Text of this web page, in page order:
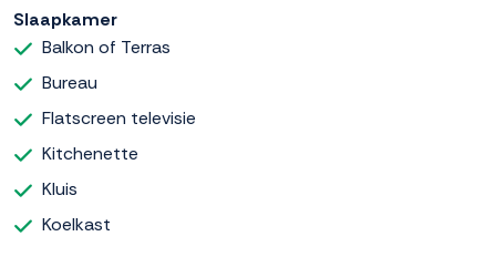
Slaapkamer
Balkon of Terras
Bureau
Flatscreen televisie
Kitchenette
Kluis
Koelkast